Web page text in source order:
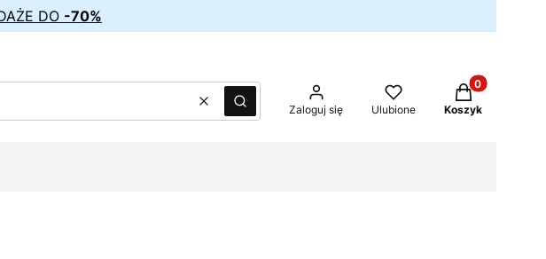
DO -70%
WyczyśćSzukaj Zaloguj się Ulubione
Produkty w
Koszyk